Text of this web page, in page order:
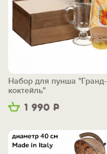
1 990 Р
Набор для пунша "Гранд-
коктейль"